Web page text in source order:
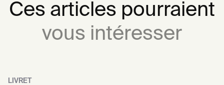
Ces articles pourraient
vous intéresser
LIVRET